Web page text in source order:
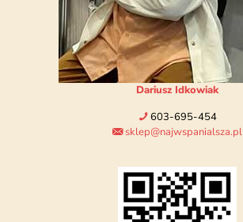
Dariusz Idkowiak
603-695-454
sklep@najwspanialsza.pl